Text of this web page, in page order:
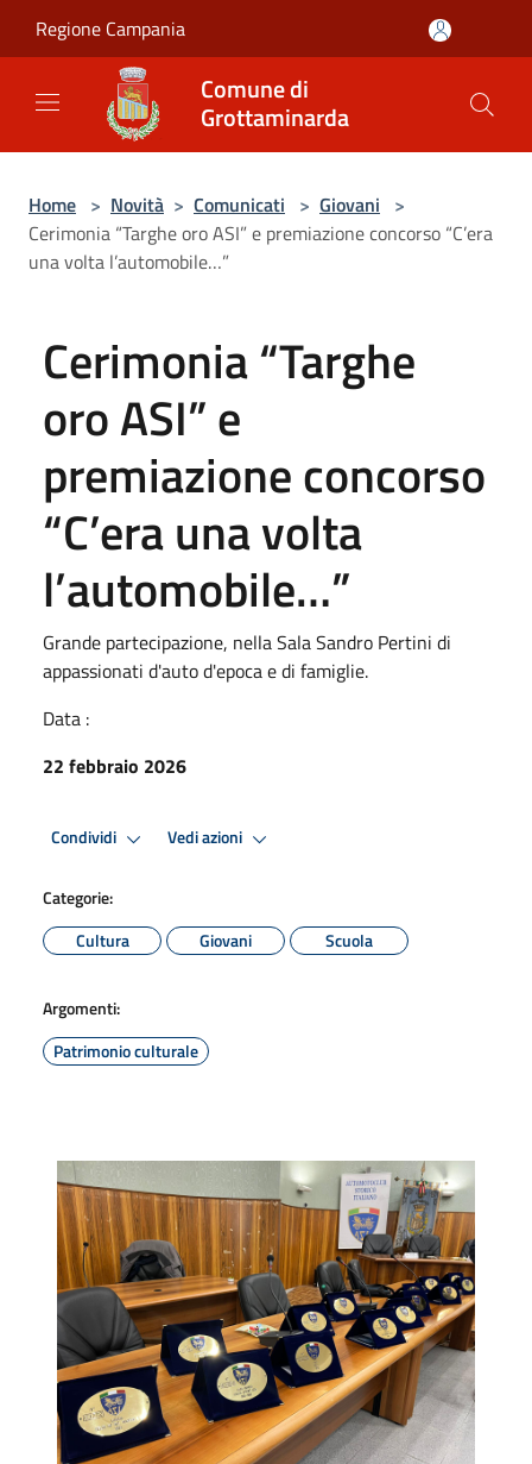
Regione Campania
Comune di
Grottaminarda
Home > Novità > Comunicati > Giovani >
Cerimonia “Targhe oro ASI” e premiazione concorso “C’era
una volta l’automobile…”
Cerimonia “Targhe
oro ASI” e
premiazione concorso
“C’era una volta
l’automobile…”
Grande partecipazione, nella Sala Sandro Pertini di
appassionati d'auto d'epoca e di famiglie.
Data :
22 febbraio 2026
Condividi Vedi azioni
Categorie:
Cultura
Giovani Scuola
Argomenti:
Patrimonio culturale